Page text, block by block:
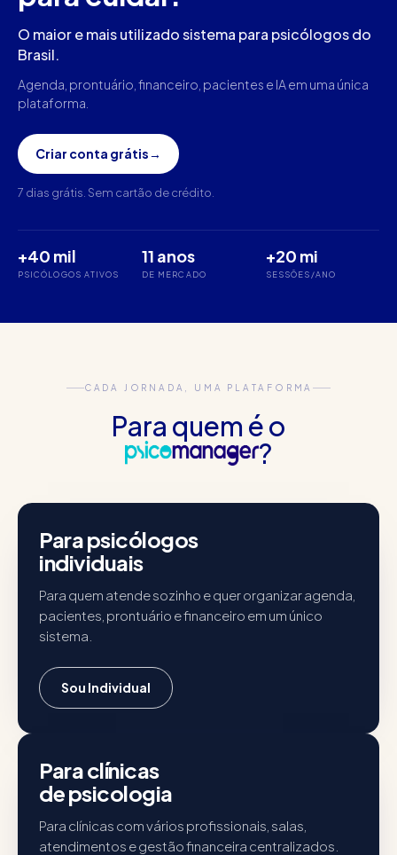
O maior e mais utilizado sistema para psicólogos do
Brasil.
Agenda, prontuário, financeiro, pacientes e IA em uma única
plataforma.
Criar conta grátis→
7 dias grátis. Sem cartão de crédito.
+40 mil
PSICÓLOGOS ATIVOS
11 anos
DE MERCADO
+20 mi
SESSÕES/ANO
CADA JORNADA, UMA PLATAFORMA
Para quem é o
?
Para psicólogos
individuais
Para quem atende sozinho e quer organizar agenda,
pacientes, prontuário e financeiro em um único
sistema.
Sou Individual
Para clínicas
de psicologia
Para clínicas com vários profissionais, salas,
atendimentos e gestão financeira centralizados.